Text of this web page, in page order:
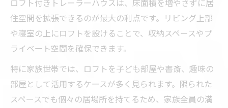
ロフト付きトレーラーハウスは、床面積を増やさずに居
住空間を拡張できるのが最大の利点です。リビング上部
や寝室の上にロフトを設けることで、収納スペースやプ
ライベート空間を確保できます。
特に家族世帯では、ロフトを子ども部屋や書斎、趣味の
部屋として活用するケースが多く見られます。限られた
スペースでも個々の居場所を持てるため、家族全員の満